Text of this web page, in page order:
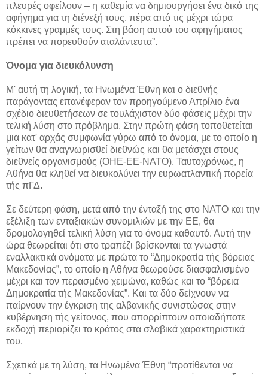
πλευρές οφείλουν – η καθεμία να δημιουργήσει ένα δικό της
αφήγημα για τη διένεξή τους, πέρα από τις μέχρι τώρα
κόκκινες γραμμές τους. Στη βάση αυτού του αφηγήματος
πρέπει να πορευθούν αταλάντευτα”.
Όνομα για διευκόλυνση
Μ' αυτή τη λογική, τα Ηνωμένα Έθνη και ο διεθνής
παράγοντας επανέφεραν τον προηγούμενο Απρίλιο ένα
σχέδιο διευθετήσεων σε τουλάχιστον δύο φάσεις μέχρι την
τελική λύση στο πρόβλημα. Στην πρώτη φάση τοποθετείται
μια κατ' αρχάς συμφωνία γύρω από το όνομα, με το οποίο η
γείτων θα αναγνωρισθεί διεθνώς και θα μετάσχει στους
διεθνείς οργανισμούς (ΟΗΕ-ΕΕ-ΝΑΤΟ). Ταυτοχρόνως, η
Αθήνα θα κληθεί να διευκολύνει την ευρωατλαντική πορεία
τής πΓΔ.
Σε δεύτερη φάση, μετά από την ένταξή της στο ΝΑΤΟ και την
εξέλιξη των ενταξιακών συνομιλιών με την ΕΕ, θα
δρομολογηθεί τελική λύση για το όνομα καθαυτό. Αυτή την
ώρα θεωρείται ότι στο τραπέζι βρίσκονται τα γνωστά
εναλλακτικά ονόματα με πρώτα το “Δημοκρατία τής βόρειας
Μακεδονίας”, το οποίο η Αθήνα θεωρούσε διασφαλισμένο
μέχρι και τον περασμένο χειμώνα, καθώς και το “βόρεια
Δημοκρατία τής Μακεδονίας”. Και τα δύο δείχνουν να
παίρνουν την έγκριση της αλβανικής συνιστώσας στην
κυβέρνηση τής γείτονος, που απορρίπτουν οποιαδήποτε
εκδοχή περιορίζει το κράτος στα σλαβικά χαρακτηριστικά
του.
Σχετικά με τη λύση, τα Ηνωμένα Έθνη “προτίθενται να